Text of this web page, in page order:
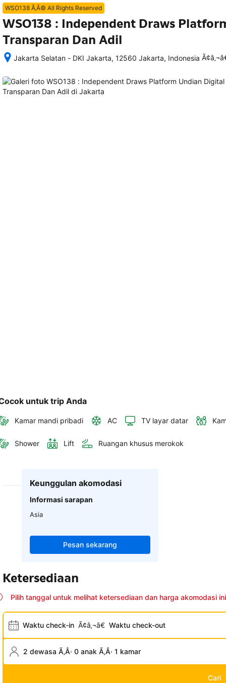
WSO138 Ã‚Â© All Rights Reserved
WSO138 : Independent Draws
Transparan Dan Adil
Jakarta Selatan - DKI Jakarta, 12560 Jakarta, Indonesia
memesan,
rincian
untuk trip Anda
Kamar mandi pribadi AC TV layar datar
Shower Lift Ruangan khusus merokok
Keunggulan akomodasi
Informasi sarapan
Asia
Pesan sekarang
Ketersediaan
Pilih tanggal untuk melihat ketersediaan dan harga akomodasi ini
Waktu check-in Ã¢â‚¬â€ Waktu check-out
2 dewasa Ã‚Â· 0 anak Ã‚Â· 1 kamar
Cari